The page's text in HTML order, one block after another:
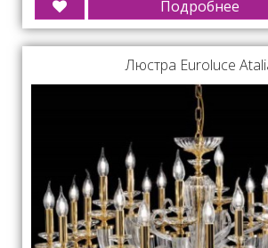
Подробнее
Люстра Euroluce